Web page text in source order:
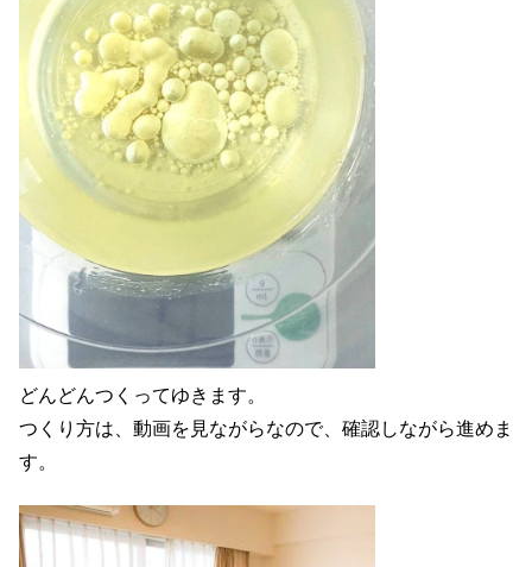
どんどんつくってゆきます。
つくり方は、動画を見ながらなので、確認しながら進めま
す。